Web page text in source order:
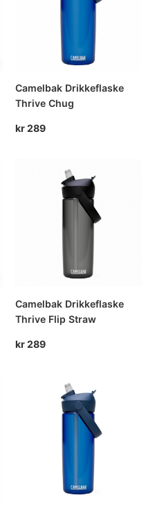
Camelbak Drikkeflaske
Thrive Chug
kr289
Camelbak Drikkeflaske
Thrive Flip Straw
kr289